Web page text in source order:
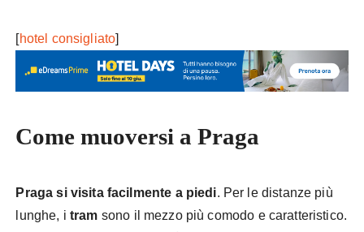
[hotel consigliato]
Come muoversi a Praga
Praga si visita facilmente a piedi. Per le distanze più
lunghe, i tram sono il mezzo più comodo e caratteristico.